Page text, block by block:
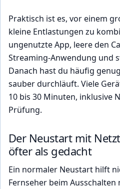
Praktisch ist es, vor einem
kleine Entlastungen zu
ungenutzte App, leere den
Streaming-Anwendung und
Danach hast du häufig
sauber durchläuft. Viele
10 bis 30 Minuten, inklusive
Prüfung.
Der Neustart mit
öfter als gedacht
Ein normaler Neustart hilft
Fernseher beim Ausschalten